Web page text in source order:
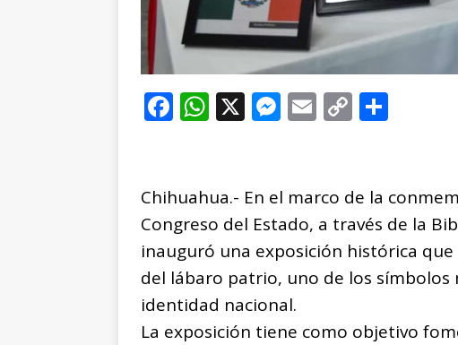
F
e
b
o
o
k
W
s
A
p
p
X M
e
n
g
e
r
E
l
C
y
Li
n
k
p
ar
ti
r
Chihuahua.- En el marco de la
Congreso del Estado, a través de la
inauguró una exposición histórica
del lábaro patrio, uno de los símbolos
identidad nacional.
La exposición tiene como objetivo